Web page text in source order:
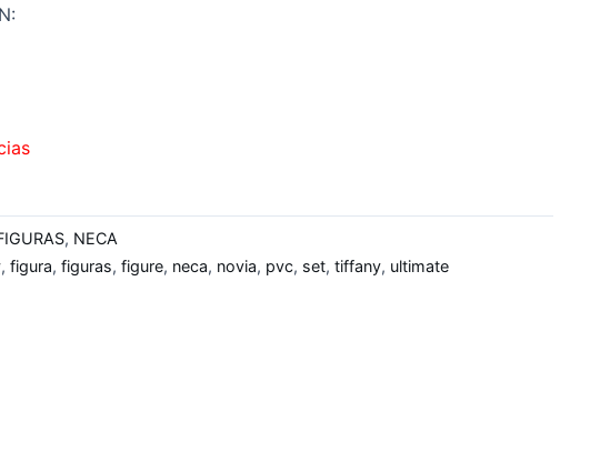
, NECA
, figura, figuras, figure, neca, novia, pvc, set, tiffany, ultimate